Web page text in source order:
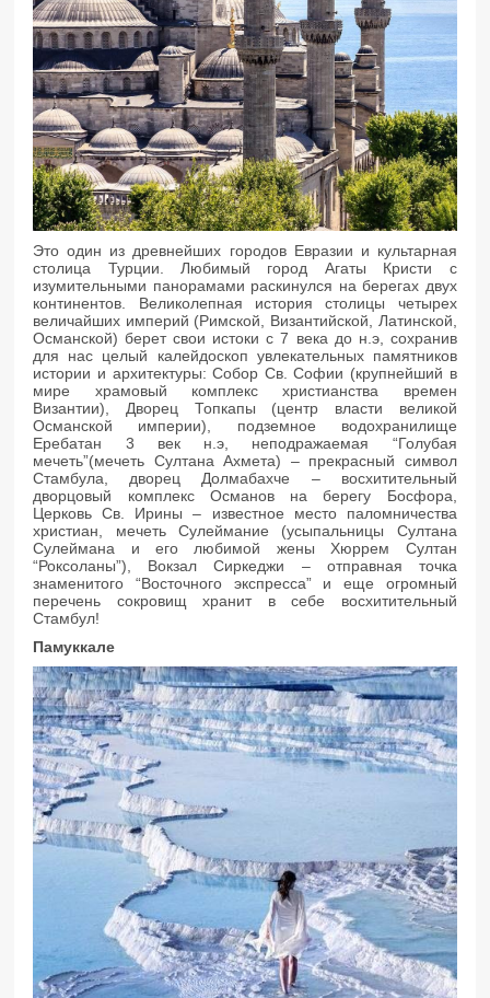
Это один из древнейших городов Евразии и культарная
столица Турции. Любимый город Агаты Кристи с
изумительными панорамами раскинулся на берегах двух
континентов. Великолепная история столицы четырех
величайших империй (Римской, Византийской, Латинской,
Османской) берет свои истоки с 7 века до н.э, сохранив
для нас целый калейдоскоп увлекательных памятников
истории и архитектуры: Собор Св. Софии (крупнейший в
мире храмовый комплекс христианства времен
Византии), Дворец Топкапы (центр власти великой
Османской империи), подземное водохранилище
Еребатан 3 век н.э, неподражаемая “Голубая
мечеть”(мечеть Султана Ахмета) – прекрасный символ
Стамбула, дворец Долмабахче – восхитительный
дворцовый комплекс Османов на берегу Босфора,
Церковь Св. Ирины – известное место паломничества
христиан, мечеть Сулеймание (усыпальницы Султана
Сулеймана и его любимой жены Хюррем Султан
“Роксоланы”), Вокзал Сиркеджи – отправная точка
знаменитого “Восточного экспресса” и еще огромный
перечень сокровищ хранит в себе восхитительный
Стамбул!
Памуккале